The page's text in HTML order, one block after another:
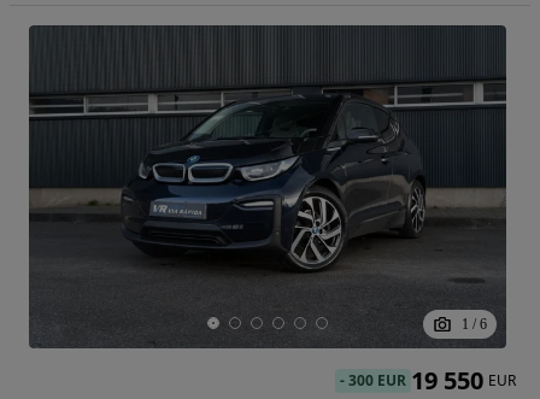
1 / 6
-300 EUR 19 550 EUR